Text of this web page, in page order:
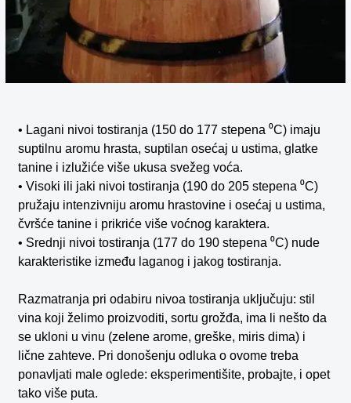
• Lagani nivoi tostiranja (150 do 177 stepena ⁰C) imaju
suptilnu aromu hrasta, suptilan osećaj u ustima, glatke
tanine i izlužiće više ukusa svežeg voća.
• Visoki ili jaki nivoi tostiranja (190 do 205 stepena ⁰C)
pružaju intenzivniju aromu hrastovine i osećaj u ustima,
čvršće tanine i prikriće više voćnog karaktera.
• Srednji nivoi tostiranja (177 do 190 stepena ⁰C) nude
karakteristike između laganog i jakog tostiranja.
Razmatranja pri odabiru nivoa tostiranja uključuju: stil
vina koji želimo proizvoditi, sortu grožđa, ima li nešto da
se ukloni u vinu (zelene arome, greške, miris dima) i
lične zahteve. Pri donošenju odluka o ovome treba ​​
ponavljati male oglede: eksperimentišite, probajte, i opet
tako više puta.